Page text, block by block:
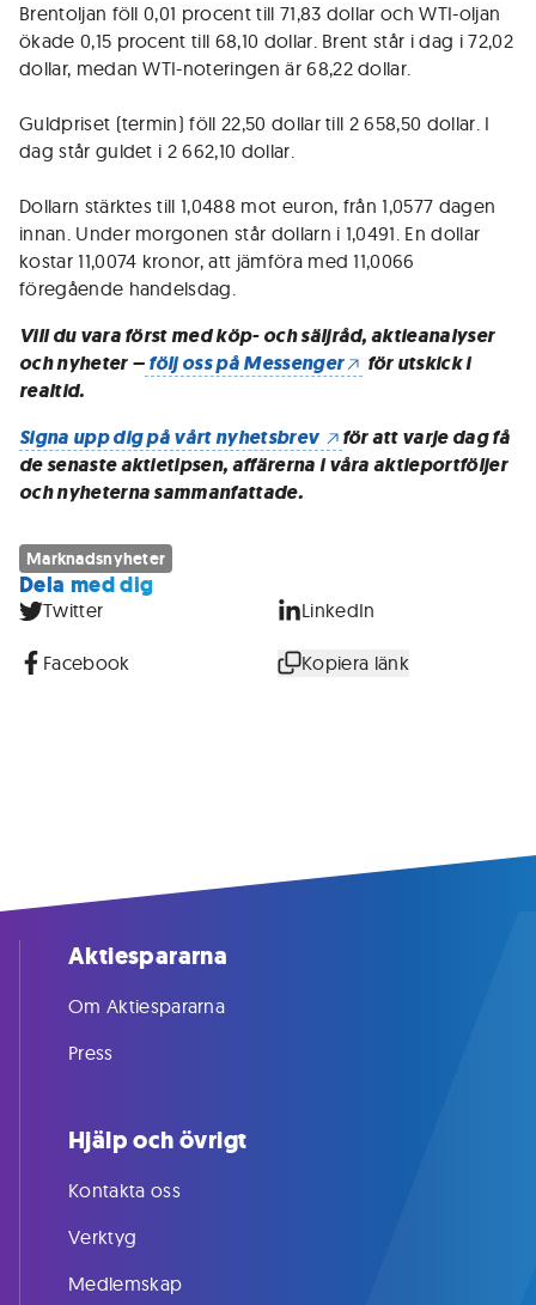
Brentoljan föll 0,01 procent till 71,83 dollar och WTI-oljan
ökade 0,15 procent till 68,10 dollar. Brent står i dag i 72,02
dollar, medan WTI-noteringen är 68,22 dollar.
Guldpriset (termin) föll 22,50 dollar till 2 658,50 dollar. I
dag står guldet i 2 662,10 dollar.
Dollarn stärktes till 1,0488 mot euron, från 1,0577 dagen
innan. Under morgonen står dollarn i 1,0491. En dollar
kostar 11,0074 kronor, att jämföra med 11,0066
föregående handelsdag.
Vill du vara först med köp- och säljråd, aktieanalyser
och nyheter –följ oss på Messenger
för utskick i
realtid.
Signa upp dig på vårt nyhetsbrev
för att varje dag få
de senaste aktietipsen, affärerna i våra aktieportföljer
och nyheterna sammanfattade.
Marknadsnyheter
Dela med dig
Twitter LinkedIn
Facebook Kopiera länk
Aktiespararna
Om Aktiespararna
Press
Hjälp och övrigt
Kontakta oss
Verktyg
Medlemskap